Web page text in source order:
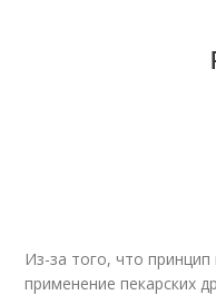
Из-за того, что
применение пекарских